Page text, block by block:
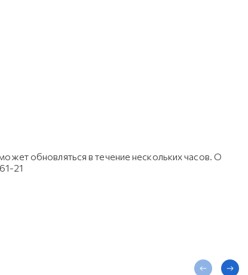
обновляться в течение нескольких часов. О
21